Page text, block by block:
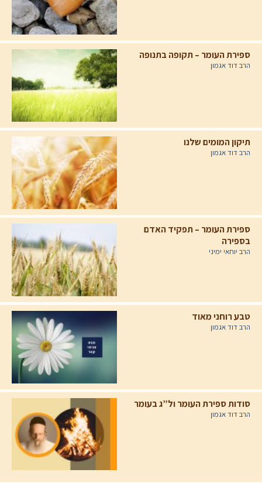
ספירת העומר – תקופה בתנופה
הרב דוד אגמון
תיקון המומים שלנו
הרב דוד אגמון
ספירת העומר – תפקיד האדם
בספירה
הרב יוחאי ימיני
טבע רוחני מאוד
הרב דוד אגמון
סודות ספירת העומר ול”ג בעומר
הרב דוד אגמון